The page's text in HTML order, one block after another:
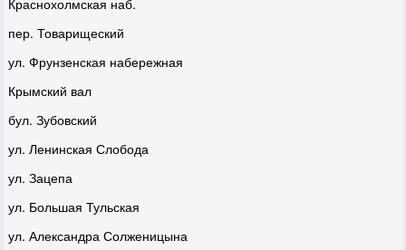
пер. Товарищеский
ул. Фрунзенская набережная
Крымский вал
бул. Зубовский
ул. Ленинская Слобода
ул. Зацепа
ул. Большая Тульская
ул. Александра Солженицына